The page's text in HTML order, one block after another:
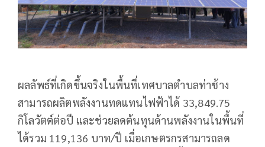
ผลลัพธ์ที่เกิดขึ้นจริงในพื้นที่เทศบาลตำบลท่าช้าง
สามารถผลิตพลังงานทดแทนไฟฟ้าได้ 33,849.75
กิโลวัตต์ต่อปี และช่วยลดต้นทุนด้านพลังงานในพื้นที่
ได้รวม 119,136 บาท/ปี เมื่อเกษตรกรสามารถลด